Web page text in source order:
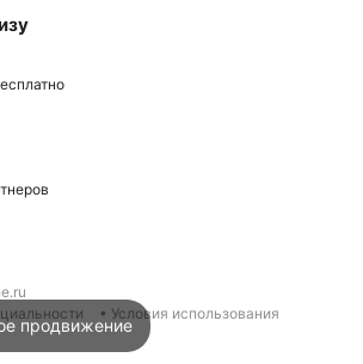
• Условия использования
продвижение